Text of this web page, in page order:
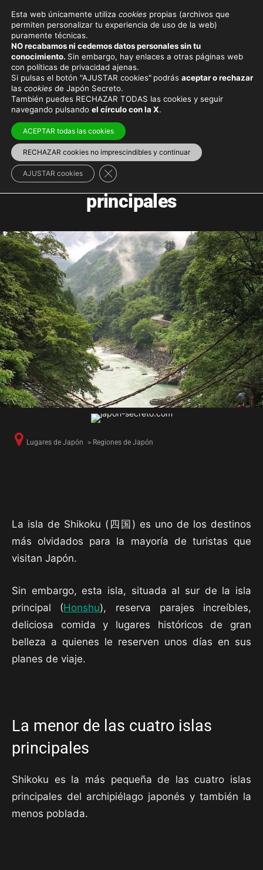
Shikoku
四国
La menor de las cuatro islas
principales
Lugares de Japón > Regiones de Japón
La isla de Shikoku (四国) es uno de los destinos
más olvidados para la mayoría de turistas que
visitan Japón.
Sin embargo, esta isla, situada al sur de la isla
principal (Honshu), reserva parajes increíbles,
deliciosa comida y lugares históricos de gran
belleza a quienes le reserven unos días en sus
planes de viaje.
La menor de las cuatro islas
principales
Shikoku es la más pequeña de las cuatro islas
principales del archipiélago japonés y también la
menos poblada.
Esta web únicamente utiliza cookies propias (archivos que
permiten personalizar tu experiencia de uso de la web)
puramente técnicas.
NO recabamos ni cedemos datos personales sin tu
conocimiento. Sin embargo, hay enlaces a otras páginas web
con políticas de privacidad ajenas.
Si pulsas el botón "AJUSTAR cookies" podrás aceptar o rechazar
las cookies de Japón Secreto.
También puedes RECHAZAR TODAS las cookies y seguir
navegando pulsando el círculo con la X.
ACEPTAR todas las cookies
RECHAZAR cookies no imprescindibles y continuar
AJUSTAR cookies Cerrar el banner de cookies RGPD